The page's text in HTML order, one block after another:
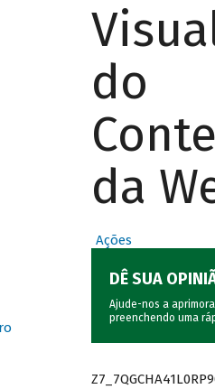
do
da
Ações
DÊ SUA
Ajude-nos a
preenchendo uma